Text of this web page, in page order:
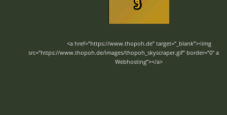
<a href=”https://www.thopoh.de” target=”_blank”><img
src=”https://www.thopoh.de/images/thopoh_skyscraper.gif” border=”0″
Webhosting”></a>